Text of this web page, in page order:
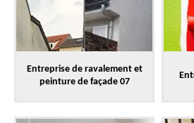
Entreprise de ravalement et
peinture de façade 07